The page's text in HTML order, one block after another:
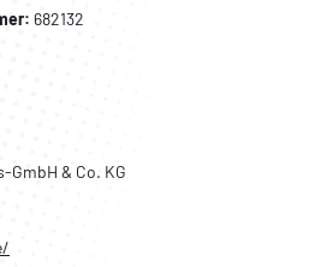
682132
GmbH & Co. KG